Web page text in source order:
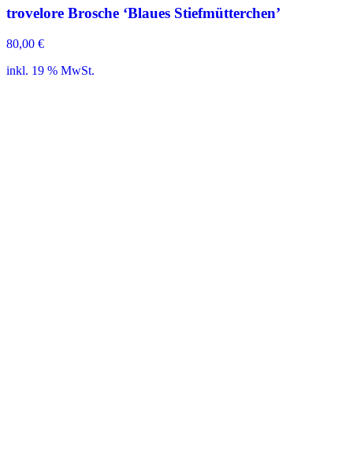
trovelore Brosche ‘Blaues Stiefmütterchen’
80,00 €
inkl. 19 % MwSt.